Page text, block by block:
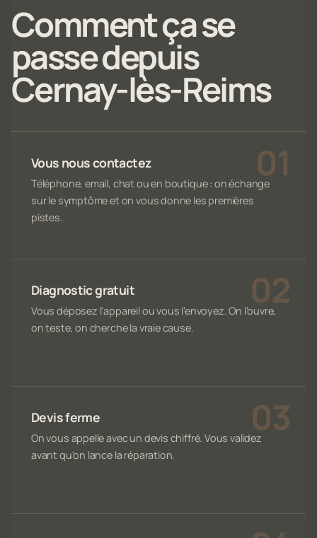
Comment ça se
passe depuis
Cernay-lès-Reims
Vous nous contactez
Téléphone, email, chat ou en boutique : on échange
sur le symptôme et on vous donne les premières
pistes.
Diagnostic gratuit
Vous déposez l'appareil ou vous l'envoyez. On l'ouvre,
on teste, on cherche la vraie cause.
Devis ferme
On vous appelle avec un devis chiffré. Vous validez
avant qu'on lance la réparation.